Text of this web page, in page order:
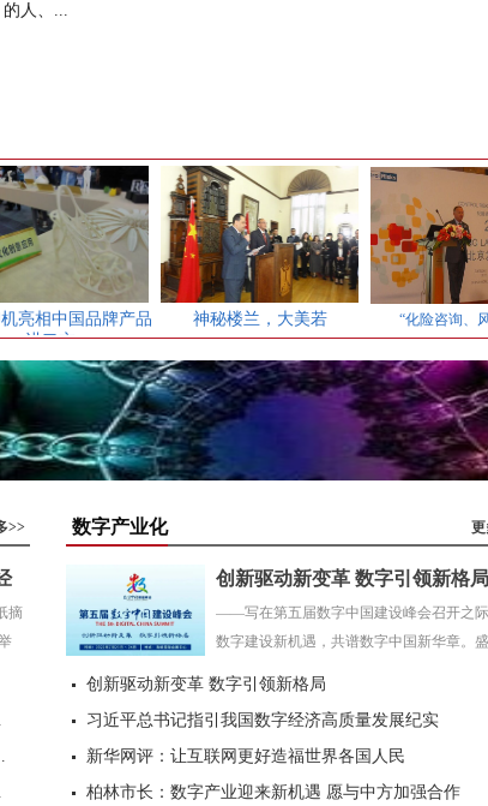
的人、...
亮相中国品牌产品
进口交
神秘楼兰，大美若 “化险咨询、
>>
摘
展情况
人網为支持单位
关系
数字产业化 更
创新驱动新变革 数字引领新格局
——写在第五届数字中国建设峰会召开之
数字建设新机遇，共谱数字中国新华章。
创新驱动新变革 数字引领新格局
习近平总书记指引我国数字经济高质量发展纪实
新华网评：让互联网更好造福世界各国人民
柏林市长：数字产业迎来新机遇 愿与中方加强合作